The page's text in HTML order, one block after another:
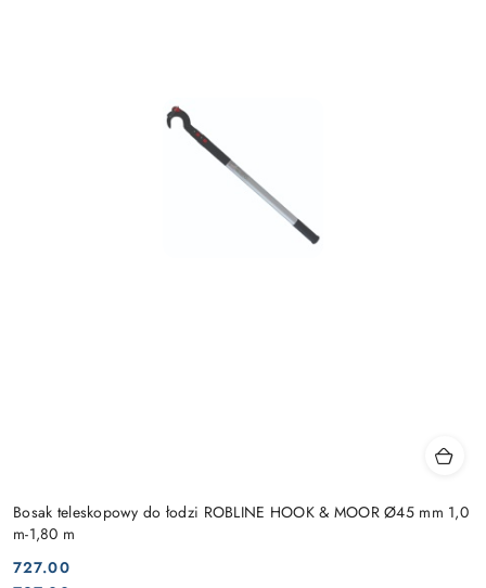
Bosak teleskopowy do łodzi ROBLINE HOOK & MOOR Ø45 mm 1,0
m-1,80 m
727.00